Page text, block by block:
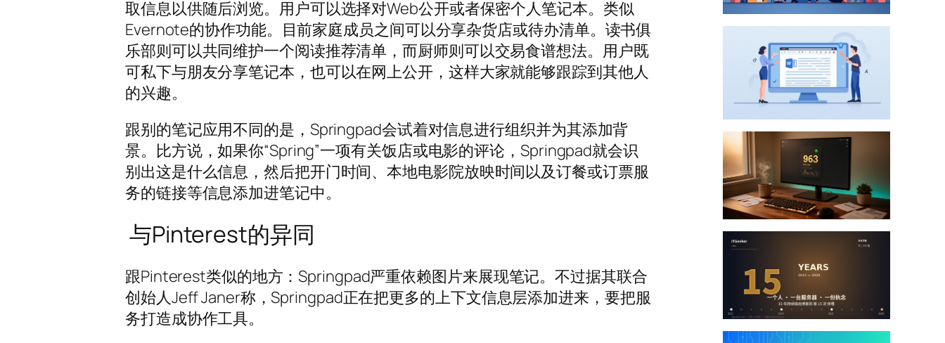
取信息以供随后浏览。用户可以选择对Web公开或者保密个人笔记本。类似
Evernote的协作功能。目前家庭成员之间可以分享杂货店或待办清单。读书俱
乐部则可以共同维护一个阅读推荐清单，而厨师则可以交易食谱想法。用户既
可私下与朋友分享笔记本，也可以在网上公开，这样大家就能够跟踪到其他人
的兴趣。
跟别的笔记应用不同的是，Springpad会试着对信息进行组织并为其添加背
景。比方说，如果你“Spring”一项有关饭店或电影的评论，Springpad就会识
别出这是什么信息，然后把开门时间、本地电影院放映时间以及订餐或订票服
务的链接等信息添加进笔记中。
与Pinterest的异同
跟Pinterest类似的地方：Springpad严重依赖图片来展现笔记。不过据其联合
创始人Jeff Janer称，Springpad正在把更多的上下文信息层添加进来，要把服
务打造成协作工具。